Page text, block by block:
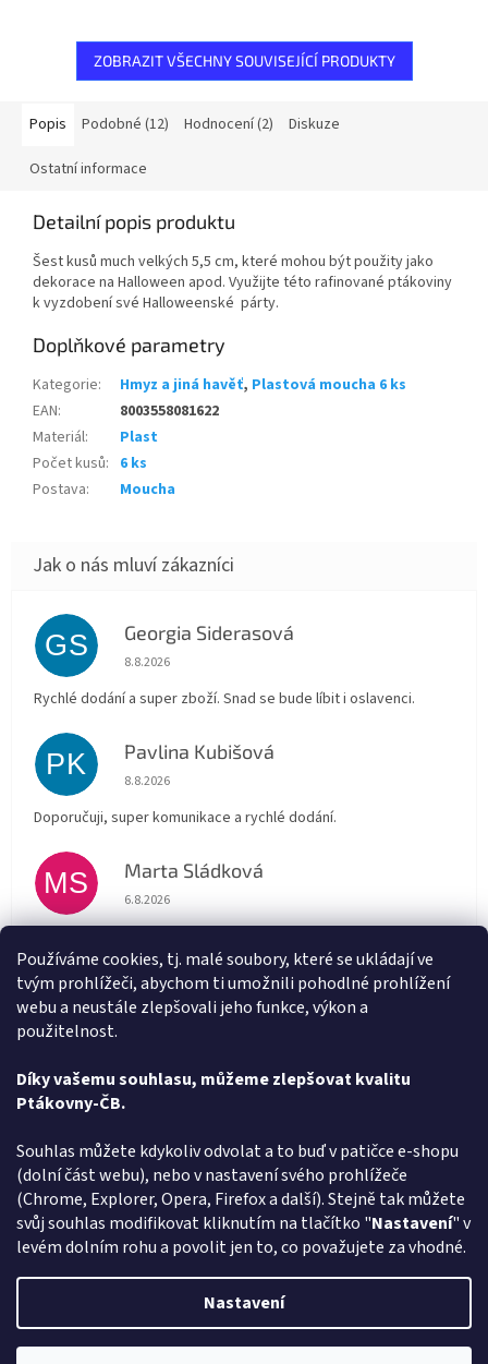
Používáme cookies, tj. malé soubory, které se ukládají ve
tvým prohlížeči, abychom ti umožnili pohodlné prohlížení
webu a neustále zlepšovali jeho funkce, výkon a
použitelnost.
Díky vašemu souhlasu, můžeme zlepšovat kvalitu
Ptákovny-ČB.
Souhlas můžete kdykoliv odvolat a to buď v patičce e-shopu
(dolní část webu), nebo v nastavení svého prohlížeče
(Chrome, Explorer, Opera, Firefox a další). Stejně tak můžete
svůj souhlas modifikovat kliknutím na tlačítko "Nastavení" v
levém dolním rohu a povolit jen to, co považujete za vhodné.
Nastavení
ZOBRAZIT VŠECHNY SOUVISEJÍCÍ PRODUKTY
Popis Podobné (12) Hodnocení (2) Diskuze
Ostatní informace
Detailní popis produktu
Šest kusů much velkých 5,5 cm, které mohou být použity jako
dekorace na Halloween apod. Využijte této rafinované ptákoviny
k vyzdobení své Halloweenské párty.
Doplňkové parametry
Kategorie: Hmyz a jiná havěť, Plastová moucha 6 ks
EAN:
8003558081622
Materiál:
Plast
Počet kusů: 6 ks
Postava: Moucha
GS Georgia Siderasová
Hodnocení obchodu je 5 z 5 hvězdiček.
8.8.2026
Rychlé dodání a super zboží. Snad se bude líbit i oslavenci.
PK Pavlina Kubišová
Hodnocení obchodu je 5 z 5 hvězdiček.
8.8.2026
Doporučuji, super komunikace a rychlé dodání.
MS Marta Sládková
Hodnocení obchodu je 5 z 5 hvězdiček.
6.8.2026
AT Alena Trchova
Hodnocení obchodu je 5 z 5 hvězdiček.
5.8.2026
Způsob ověřování recenzí
Copyright 2026Ptákoviny-CB. Všechna práva vyhrazena.Upravit